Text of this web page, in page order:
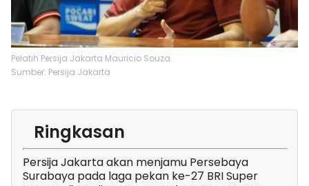
Pelatih Persija Jakarta Mauricio Souza.
Sumber: Persija Jakarta
Ringkasan
Persija Jakarta akan menjamu Persebaya
Surabaya pada laga pekan ke-27 BRI Super